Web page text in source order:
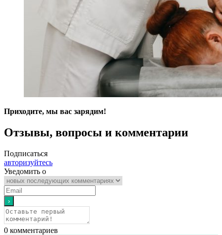
Приходите, мы вас зарядим!
Отзывы, вопросы и комментарии
Подписаться
авторизуйтесь
Уведомить о
0 комментариев